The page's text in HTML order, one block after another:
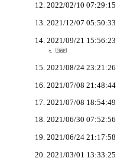
2022/02/10 07:29:15
2021/12/07 05:50:33
2021/09/21 15:56:23
2021/08/24 23:21:26
2021/07/08 21:48:44
2021/07/08 18:54:49
2021/06/30 07:52:56
2021/06/24 21:17:58
2021/03/01 13:33:25